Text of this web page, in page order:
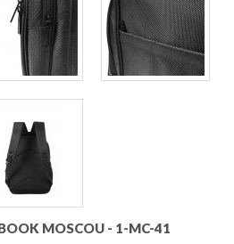
MOSCOU - 1-MC-41